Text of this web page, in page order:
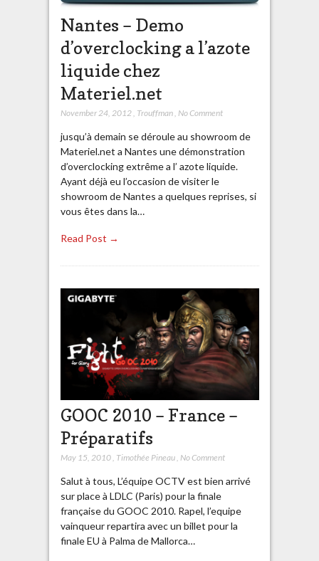
Nantes – Demo
d’overclocking a l’azote
liquide chez
Materiel.net
November 24, 2012, Trouffman, No Comment
jusqu’à demain se déroule au showroom de
Materiel.net a Nantes une démonstration
d’overclocking extrême a l’ azote liquide.
Ayant déjà eu l’occasion de visiter le
showroom de Nantes a quelques reprises, si
vous êtes dans la…
Read Post →
GOOC 2010 – France –
Préparatifs
May 15, 2010, Timothée Pineau, No Comment
Salut à tous, L’équipe OCTV est bien arrivé
sur place à LDLC (Paris) pour la finale
française du GOOC 2010. Rapel, l’equipe
vainqueur repartira avec un billet pour la
finale EU à Palma de Mallorca…